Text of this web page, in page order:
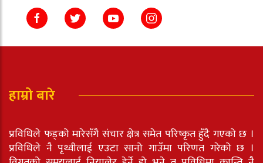
हाम्रो बारे
प्रविधिले फड्को मारेसँगै संचार क्षेत्र समेत परिष्कृत हुँदै गएको छ ।
प्रविधिले नै पृथ्वीलाई एउटा सानो गाउँमा परिणत गरेको छ ।